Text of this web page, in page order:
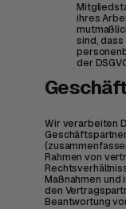
ihres
sind,
der
Wir verarbeiten
Rahmen von
Maßnahmen und
den
Beantwortung